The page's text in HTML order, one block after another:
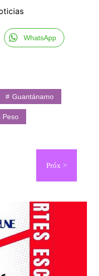
WhatsApp
Guantánamo
Peso